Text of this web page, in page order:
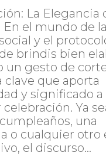
La Elegancia
En el mundo de la
y el
brindis bien
un gesto de
clave que aporta
y significado a
Ya
una
o cualquier otro
el discurso…